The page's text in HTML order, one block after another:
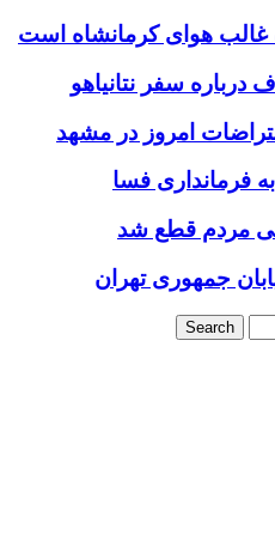
غالب هوای کرمانشاه است
درباره سفر نتانیاهو
امروز در مشهد
مردم قطع شد
جمهوری تهران